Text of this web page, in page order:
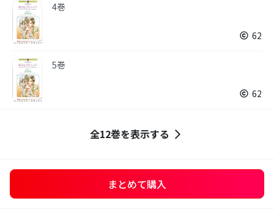
4巻
62
5巻
62
全12巻を表示する
まとめて購入